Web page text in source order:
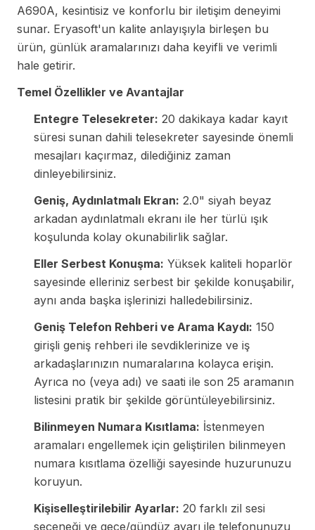
A690A, kesintisiz ve konforlu bir iletişim deneyimi
sunar. Eryasoft'un kalite anlayışıyla birleşen bu
ürün, günlük aramalarınızı daha keyifli ve verimli
hale getirir.
Temel Özellikler ve Avantajlar
Entegre Telesekreter: 20 dakikaya kadar kayıt
süresi sunan dahili telesekreter sayesinde önemli
mesajları kaçırmaz, dilediğiniz zaman
dinleyebilirsiniz.
Geniş, Aydınlatmalı Ekran: 2.0" siyah beyaz
arkadan aydınlatmalı ekranı ile her türlü ışık
koşulunda kolay okunabilirlik sağlar.
Eller Serbest Konuşma: Yüksek kaliteli hoparlör
sayesinde elleriniz serbest bir şekilde konuşabilir,
aynı anda başka işlerinizi halledebilirsiniz.
Geniş Telefon Rehberi ve Arama Kaydı: 150
girişli geniş rehberi ile sevdiklerinize ve iş
arkadaşlarınızın numaralarına kolayca erişin.
Ayrıca no (veya adı) ve saati ile son 25 aramanın
listesini pratik bir şekilde görüntüleyebilirsiniz.
Bilinmeyen Numara Kısıtlama: İstenmeyen
aramaları engellemek için geliştirilen bilinmeyen
numara kısıtlama özelliği sayesinde huzurunuzu
koruyun.
Kişiselleştirilebilir Ayarlar: 20 farklı zil sesi
seçeneği ve gece/gündüz ayarı ile telefonunuzu